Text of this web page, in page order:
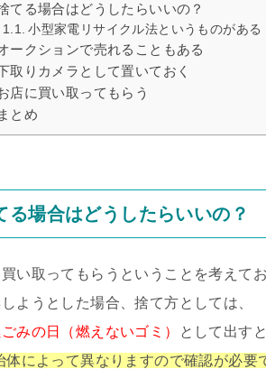
てる場合はどうしたらいいの？
小型家電リサイクル法というものがある
ークションで売れることもある
取りカメラとして置いておく
店に買い取ってもらう
まとめ
る場合はどうしたらいいの？
い取ってもらうということを考えて
ようとした場合、捨て方としては、
みの日（燃えないゴミ）
として出す
体によって異なりますので確認が必要